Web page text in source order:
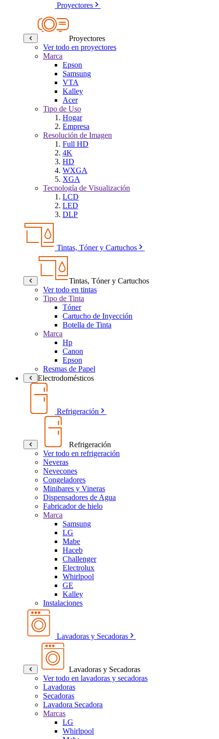
Proyectores
Proyectores
Ver todo en proyectores
Marca
Epson
Samsung
VTA
Kalley
Acer
Tipo de Uso
Hogar
Empresa
Resolución de Imagen
Full HD
4K
HD
WXGA
XGA
Tecnología de Visualización
LCD
LED
DLP
Tintas, Tóner y Cartuchos
Tintas, Tóner y Cartuchos
Ver todo en tintas
Tipo de Tinta
Tóner
Cartucho de Inyección
Botella de Tinta
Marca
Hp
Canon
Epson
Resmas de Papel
Electrodomésticos
Refrigeración
Refrigeración
Ver todo en refrigeración
Neveras
Nevecones
Congeladores
Minibares y Vineras
Dispensadores de Agua
Fabricador de hielo
Marca
Samsung
LG
Mabe
Haceb
Challenger
Electrolux
Whirlpool
GE
Kalley
Instalaciones
Lavadoras y Secadoras
Lavadoras y Secadoras
Ver todo en lavadoras y secadoras
Lavadoras
Secadoras
Lavadora Secadora
Marcas
LG
Whirlpool